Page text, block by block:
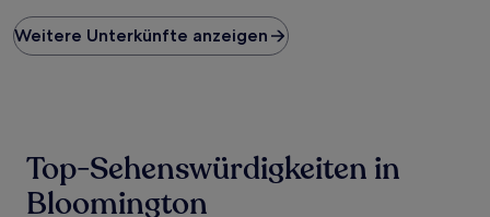
Preis
pro
Nacht,
24 Stunden
einen
Aufenthalt
Weitere Unterkünfte anzeigen
Top-Sehenswürdigkeiten in
Bloomington